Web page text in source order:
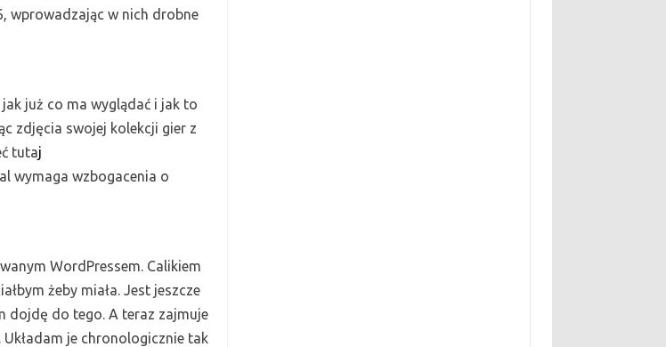
wprowadzając w nich drobne
już co ma wyglądać i jak to
zdjęcia swojej kolekcji gier z
tutaj
wymaga wzbogacenia o
WordPressem. Calikiem
żeby miała. Jest jeszcze
dojdę do tego. A teraz zajmuje
je chronologicznie tak